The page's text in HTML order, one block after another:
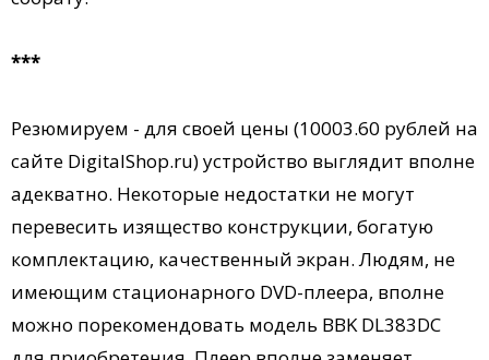
***
Резюмируем - для своей цены (10003.60 рублей на
сайте DigitalShop.ru) устройство выглядит вполне
адекватно. Некоторые недостатки не могут
перевесить изящество конструкции, богатую
комплектацию, качественный экран. Людям, не
имеющим стационарного DVD-плеера, вполне
можно порекомендовать модель BBK DL383DC